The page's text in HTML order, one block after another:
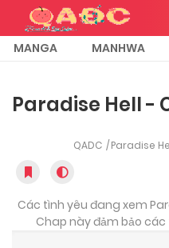
MANGA MANHWA
Paradise Hell -
QADC Paradise
Các tình yêu đang xem
Chap này đảm bảo